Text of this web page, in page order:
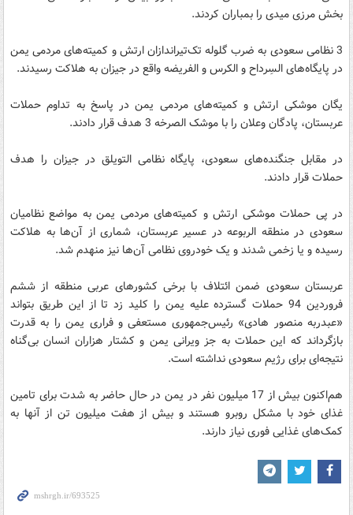
بخش مرزی میدی را بمباران کردند.
3 نظامی سعودی به ضرب گلوله تک‌تیراندازان ارتش و کمیته‌های مردمی یمن
در پایگاه‌های السِرداح و الکرس و الفریضه واقع در جیزان به هلاکت رسیدند.
یگان موشکی ارتش و کمیته‌های مردمی یمن در پاسخ به تداوم حملات
عربستان، پادگان وعلان را با موشک الصرخه 3 هدف قرار دادند.
در مقابل جنگنده‌های سعودی، پایگاه نظامی التویلق در جیزان را هدف
حملات قرار دادند.
در پی حملات موشکی ارتش و کمیته‌های مردمی یمن به مواضع نظامیان
سعودی در منطقه الربوعه در عسیر عربستان، شماری از آن‌ها به هلاکت
رسیده و یا زخمی شدند و یک خودروی نظامی آن‌ها نیز منهدم شد.
عربستان سعودی ضمن ائتلاف با برخی کشورهای عربی منطقه از ششم
فروردین 94 حملات گسترده علیه یمن را کلید زد تا از این طریق بتواند
«عبدربه منصور هادی» رئیس‌جمهوری مستعفی و فراری یمن را به قدرت
بازگرداند که این حملات به جز ویرانی یمن و کشتار هزاران انسان بی‌گناه
نتیجه‌ای برای رژیم سعودی نداشته است.
هم‌اکنون بیش از 17 میلیون نفر در یمن در حال حاضر به شدت برای تامین
غذای خود با مشکل روبرو هستند و بیش از هفت میلیون تن از آنها به
کمک‌های غذایی فوری نیاز دارند.